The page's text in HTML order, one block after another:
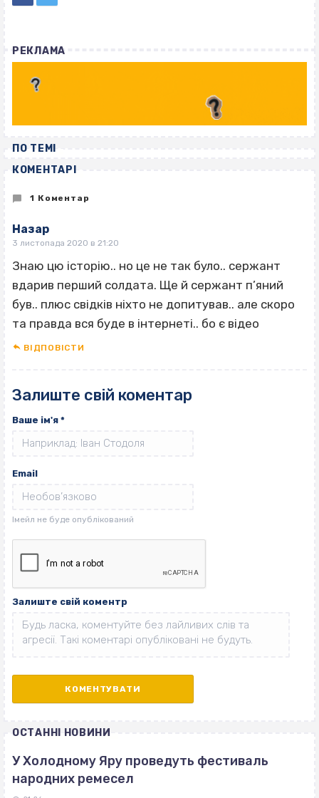
РЕКЛАМА
ПО ТЕМІ
КОМЕНТАРІ
1 Коментар
Назар
3 листопада 2020 в 21:20
Знаю цю історію.. но це не так було.. сержант
вдарив перший солдата. Ще й сержант п’яний
був.. плюс свідків ніхто не допитував.. але скоро
та правда вся буде в інтернеті.. бо є відео
ВІДПОВІCТИ
Залиште свій коментар
Ваше ім'я *
Email
Залиште свій коментр
ОСТАННІ НОВИНИ
У Холодному Яру проведуть фестиваль
народних ремесел